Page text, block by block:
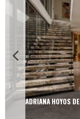
ADRIANA HOYOS